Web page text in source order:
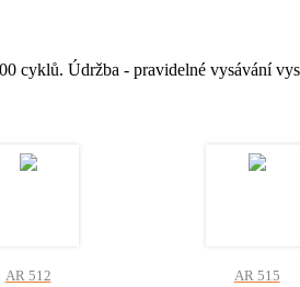
cyklů. Údržba - pravidelné vysávání
AR 512 AR 515